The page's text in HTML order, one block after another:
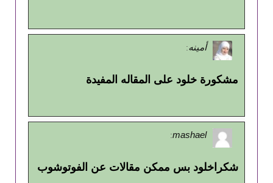
أمينه:
مشكورة خلود على المقاله المفيدة
mashael
:
شكراخلود بس ممكن مقالات عن الفوتوشوب